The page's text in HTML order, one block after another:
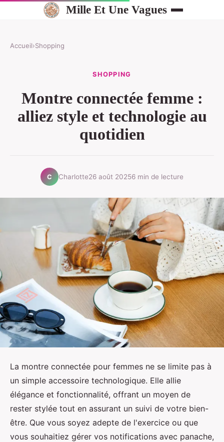
Mille Et Une Vagues
Accueil›Shopping
SHOPPING
Montre connectée femme :
alliez style et technologie au
quotidien
C Charlotte26 août 20256 min de lecture
La montre connectée pour femmes ne se limite pas à
un simple accessoire technologique. Elle allie
élégance et fonctionnalité, offrant un moyen de
rester stylée tout en assurant un suivi de votre bien-
être. Que vous soyez adepte de l'exercice ou que
vous souhaitiez gérer vos notifications avec panache,